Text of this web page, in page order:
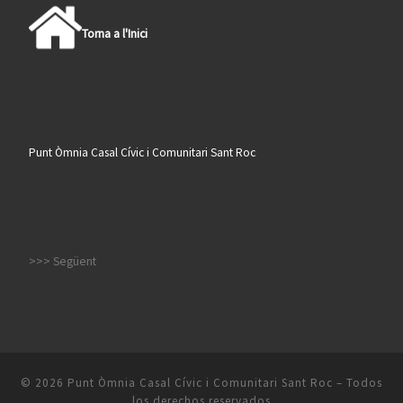
Torna a l'Inici
Punt Òmnia Casal Cívic i Comunitari Sant Roc
>>> Següent
© 2026 Punt Òmnia Casal Cívic i Comunitari Sant Roc – Todos